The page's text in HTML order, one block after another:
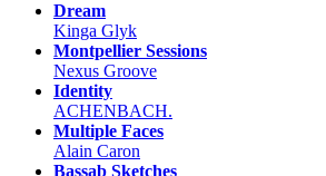
Dream
Kinga Glyk
Montpellier Sessions
Nexus Groove
Identity
ACHENBACH.
Multiple Faces
Alain Caron
Bassab Sketches